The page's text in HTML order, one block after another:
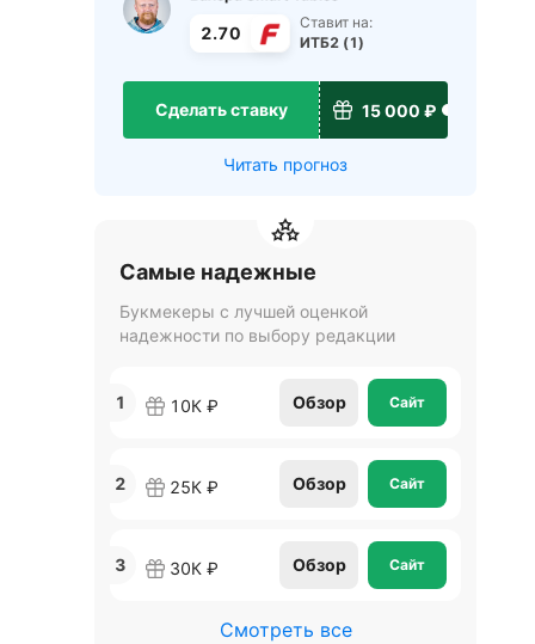
2.70
Ставит на:
ИТБ2 (1)
Сделать ставку 15 000 ₽
Читать прогноз
Самые надежные
Букмекеры с лучшей оценкой
надежности по выбору редакции
1 10К ₽ Обзор Сайт
2 25К ₽ Обзор Сайт
3 30К ₽ Обзор Сайт
Смотреть все